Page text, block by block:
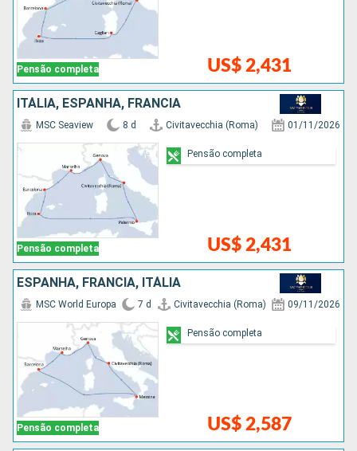
Pensão completa US$ 2,431
ITÁLIA, ESPANHA, FRANCIA
Pensão completa
MSC Seaview 8 d Civitavecchia (Roma) 01/11/2026
US$ 2,431
Pensão completa
ESPANHA, FRANCIA, ITÁLIA
Pensão completa
MSC World Europa 7 d Civitavecchia (Roma) 09/11/2026
US$ 2,587
Pensão completa